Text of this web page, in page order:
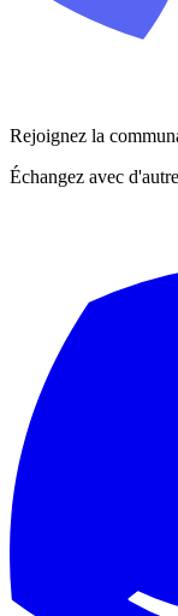
Rejoignez la
Échangez avec